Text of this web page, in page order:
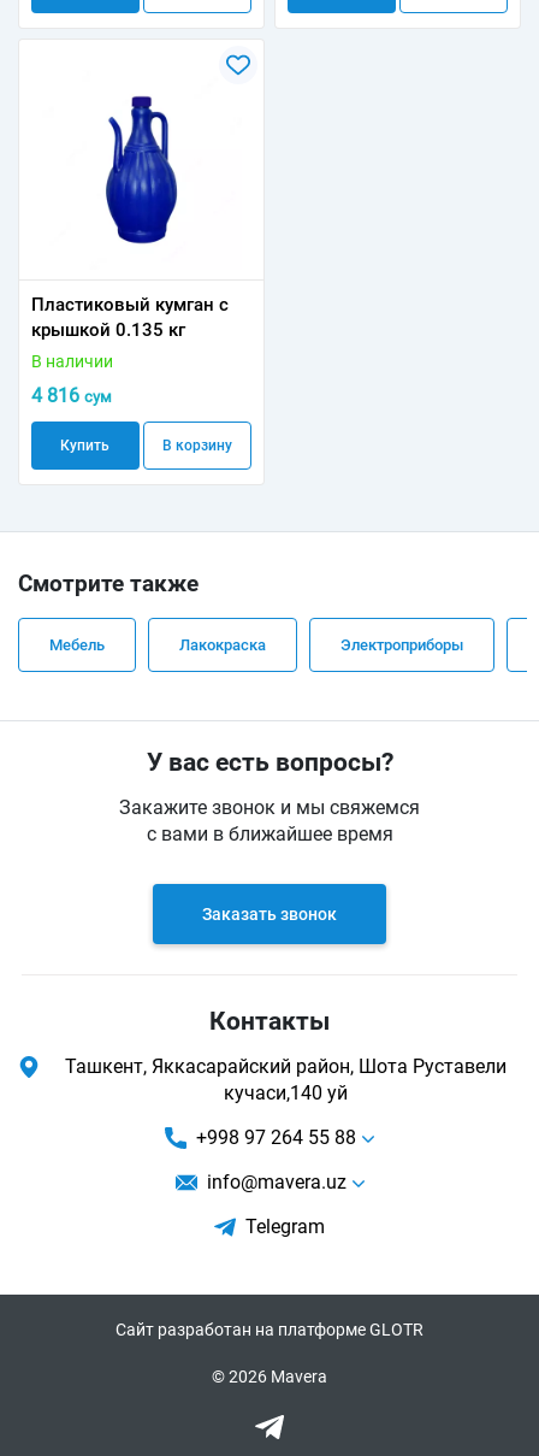
Пластиковый кумган с
крышкой 0.135 кг
В наличии
4 816 сум
Купить В корзину
Смотрите также
Мебель Лакокраска Электроприборы
У вас есть вопросы?
Закажите звонок и мы свяжемся
с вами в ближайшее время
Заказать звонок
Контакты
Ташкент, Яккасарайский район, Шота Руставели
кучаси,140 уй
+998 97 264 55 88
info@mavera.uz
Telegram
Сайт разработан на платформе GLOTR
© 2026 Mavera